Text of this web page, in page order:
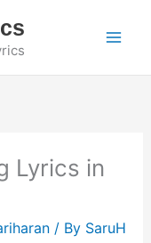
Lyrics in
/ By SaruH